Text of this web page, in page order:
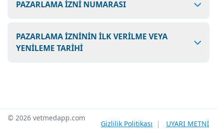
PAZARLAMA İZNİ NUMARASI
PAZARLAMA İZNİNİN İLK VERİLME VEYA
YENİLEME TARİHİ
© 2026 vetmedapp.com
Gizlilik Politikası | UYARI METNİ